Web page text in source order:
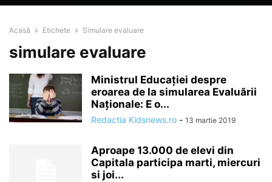
Acasă Etichete Simulare evaluare
simulare evaluare
Ministrul Educaţiei despre
eroarea de la simularea Evaluării
Naţionale: E o...
Redactia Kidsnews.ro - 13 martie 2019
Aproape 13.000 de elevi din
Capitala participa marti, miercuri
si joi...